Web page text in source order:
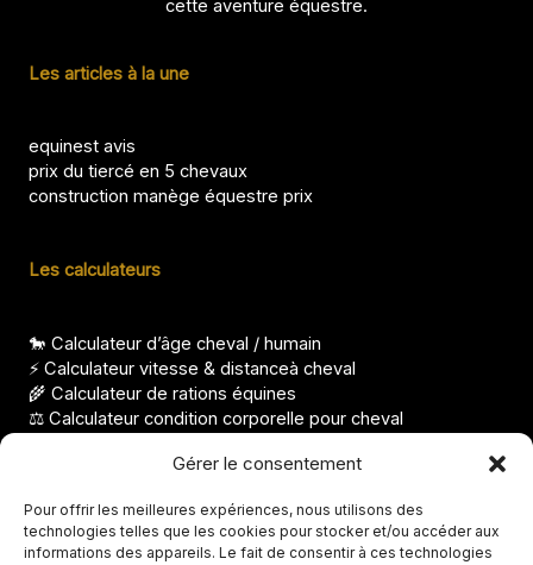
Gérer le consentement
Pour offrir les meilleures expériences, nous utilisons des
technologies telles que les cookies pour stocker et/ou accéder aux
informations des appareils. Le fait de consentir à ces technologies
cette aventure équestre.
Les articles à la une
equinest avis
prix du tiercé en 5 chevaux
construction manège équestre prix
Les calculateurs
🐎 Calculateur d’âge cheval / humain
⚡ Calculateur vitesse & distanceà cheval
🌾 Calculateur de rations équines
⚖️ Calculateur condition corporelle pour cheval
Les derniers articles
Température de la jument avant le poulinage, seuils clés
Avis Abrichevaux, que vaut cette solution ?